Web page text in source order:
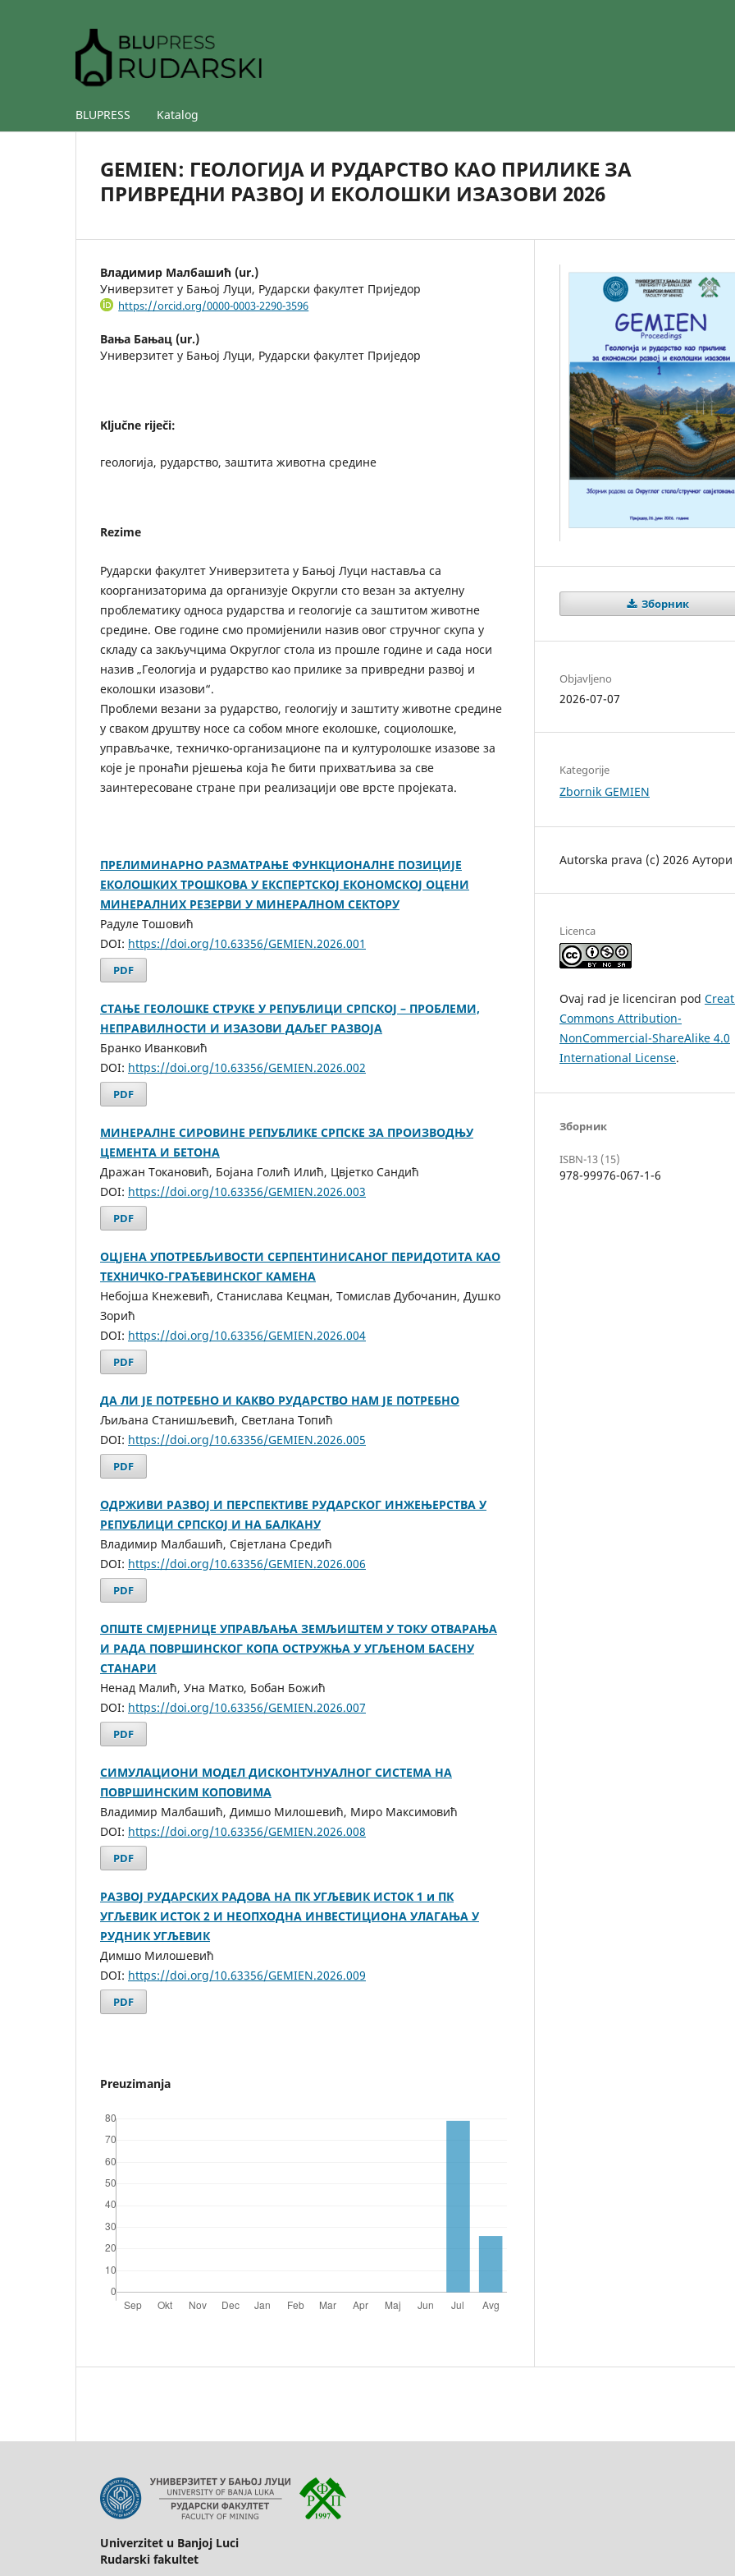
BLUPRESS Katalog
GEMIEN: ГЕОЛОГИЈА И РУДАРСТВО КАО ПРИЛИКЕ ЗА
ПРИВРЕДНИ РАЗВОЈ И ЕКОЛОШКИ ИЗАЗОВИ 2026
Владимир Малбашић (ur.)
Универзитет у Бањој Луци, Рударски факултет Приједор
https://orcid.org/0000-0003-2290-3596
Вања Бањац (ur.)
Универзитет у Бањој Луци, Рударски факултет Приједор
Ključne riječi:
геологија, рударство, заштита животна средине
Rezime
Рударски факултет Универзитета у Бањој Луци наставља са
коорганизаторима да организује Округли сто везан за актуелну
проблематику односа рударства и геологије са заштитом животне
средине. Ове године смо промијенили назив овог стручног скупа у
складу са закључцима Округлог стола из прошле године и сада носи
назив „Геологија и рударство као прилике за привредни развој и
еколошки изазови“.
Проблеми везани за рударство, геологију и заштиту животне средине
у сваком друштву носе са собом многе еколошке, социолошке,
управљачке, техничко-организационе па и културолошке изазове за
које је пронаћи рјешења која ће бити прихватљива за све
заинтересоване стране при реализацији ове врсте пројеката.
ПРЕЛИМИНАРНО РАЗМАТРАЊЕ ФУНКЦИОНАЛНЕ ПОЗИЦИЈЕ
ЕКОЛОШКИХ ТРОШКОВА У ЕКСПЕРТСКОЈ ЕКОНОМСКОЈ ОЦЕНИ
МИНЕРАЛНИХ РЕЗЕРВИ У МИНЕРАЛНОМ СЕКТОРУ
Радуле Тошовић
DOI: https://doi.org/10.63356/GEMIEN.2026.001
PDF
СТАЊЕ ГЕОЛОШКЕ СТРУКЕ У РЕПУБЛИЦИ СРПСКОЈ – ПРОБЛЕМИ,
НЕПРАВИЛНОСТИ И ИЗАЗОВИ ДАЉЕГ РАЗВОЈА
Бранко Иванковић
DOI: https://doi.org/10.63356/GEMIEN.2026.002
PDF
МИНЕРАЛНЕ СИРОВИНЕ РЕПУБЛИКЕ СРПСКЕ ЗА ПРОИЗВОДЊУ
ЦЕМЕНТА И БЕТОНА
Дражан Токановић, Бојана Голић Илић, Цвјетко Сандић
DOI: https://doi.org/10.63356/GEMIEN.2026.003
PDF
ОЦЈЕНА УПОТРЕБЉИВОСТИ СЕРПЕНТИНИСАНОГ ПЕРИДОТИТА КАО
ТЕХНИЧКО-ГРАЂЕВИНСКОГ КАМЕНА
Небојша Кнежевић, Станислава Кецман, Томислав Дубочанин, Душко
Зорић
DOI: https://doi.org/10.63356/GEMIEN.2026.004
PDF
ДA ЛИ ЈЕ ПОТРЕБНО И КАКВО РУДАРСТВО НАМ ЈЕ ПОТРЕБНО
Љиљана Станишљевић, Светлана Топић
DOI: https://doi.org/10.63356/GEMIEN.2026.005
PDF
ОДРЖИВИ РАЗВОЈ И ПЕРСПЕКТИВЕ РУДАРСКОГ ИНЖЕЊЕРСТВА У
РЕПУБЛИЦИ СРПСКОЈ И НА БАЛКАНУ
Владимир Малбашић, Свјетлана Средић
DOI: https://doi.org/10.63356/GEMIEN.2026.006
PDF
ОПШТЕ СМЈЕРНИЦЕ УПРАВЉАЊА ЗЕМЉИШТЕМ У ТОКУ ОТВАРАЊА
И РАДА ПОВРШИНСКОГ КОПА ОСТРУЖЊА У УГЉЕНОМ БАСЕНУ
СТАНАРИ
Ненад Малић, Уна Матко, Бобан Божић
DOI: https://doi.org/10.63356/GEMIEN.2026.007
PDF
СИМУЛАЦИОНИ МОДЕЛ ДИСКОНТУНУАЛНОГ СИСТЕМА НА
ПОВРШИНСКИМ КОПОВИМА
Владимир Малбашић, Димшо Милошевић, Миро Максимовић
DOI: https://doi.org/10.63356/GEMIEN.2026.008
PDF
РАЗВОЈ РУДАРСКИХ РАДОВА НА ПК УГЉЕВИК ИСТОК 1 и ПК
УГЉЕВИК ИСТОК 2 И НЕОПХОДНА ИНВЕСТИЦИОНА УЛАГАЊА У
РУДНИК УГЉЕВИК
Димшо Милошевић
DOI: https://doi.org/10.63356/GEMIEN.2026.009
PDF
Preuzimanja
Зборник
Objavljeno
2026-07-07
Kategorije
Zbornik GEMIEN
Autorska prava (c) 2026 Аутори
Licenca
Ovaj rad je licenciran pod
Commons Attribution-
NonCommercial-ShareAlike 4.0
International License.
Зборник
ISBN-13 (15)
978-99976-067-1-6
Univerzitet u Banjoj Luci
Rudarski fakultet